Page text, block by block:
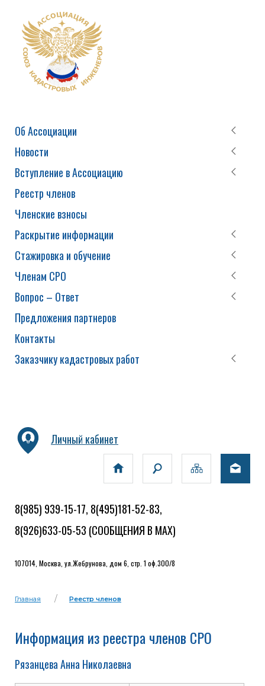
Об Ассоциации
Новости
Вступление в Ассоциацию
Реестр членов
Членские взносы
Раскрытие информации
Стажировка и обучение
Членам СРО
Вопрос – Ответ
Предложения партнеров
Контакты
Заказчику кадастровых работ
Личный кабинет
8(985) 939-15-17, 8(495)181-52-83,
8(926)633-05-53 (СООБЩЕНИЯ В MAX)
107014, Москва, ул.Жебрунова, дом 6, стр. 1 оф.300/8
Главная Реестр членов
Информация из реестра членов СРО
Рязанцева Анна Николаевна